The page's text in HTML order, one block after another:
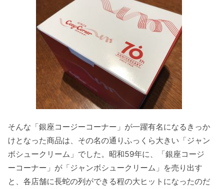
そんな「銀座コージーコーナー」が一躍有名になるきっか
けとなった商品は、その名の通りふっくら大きい「ジャン
ボシュークリーム」でした。昭和59年に、「銀座コージ
ーコーナー」が「ジャンボシュークリーム」を売り出す
と、各店舗に長蛇の列ができる程の大ヒットになったのだ